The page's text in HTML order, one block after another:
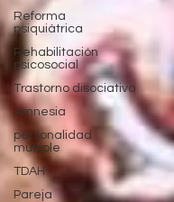
Reforma
psiquiátrica
Rehabilitación
psicosocial
Trastorno disociativo
Amnesia
personalidad
múltiple
TDAH
Pareja